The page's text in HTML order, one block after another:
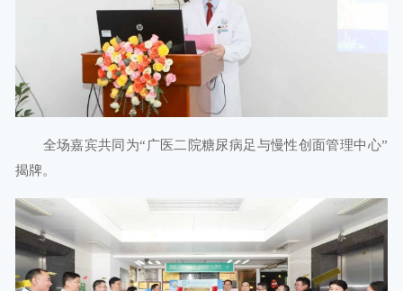
全场嘉宾共同为“广医二院糖尿病足与慢性创面管理中心”
揭牌。